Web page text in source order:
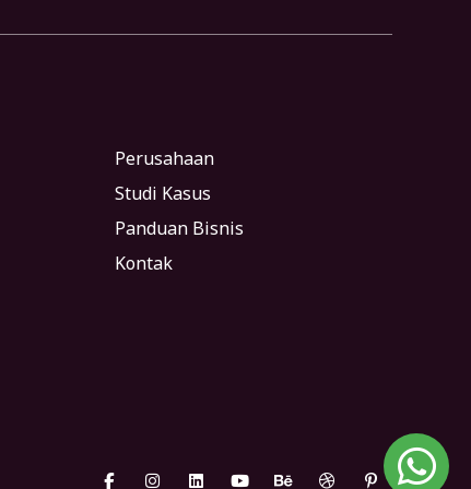
Perusahaan
Studi Kasus
Panduan Bisnis
Kontak